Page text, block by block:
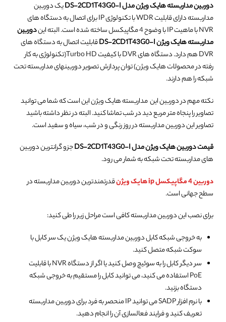
دوربین مداربسته هایک ویژن مدل DS-2CD1T43G0-I
یک دوربین
مداربسته دارای قابلیت WDR با تکنولوژی IP برای اتصال به دستگاه های
NVR با ماهیت IP با وضوح 4 مگاپیکسل ساخته شده است. البته این
دوربین
مداربسته هایک ویژن DS-2CD1T43G0-I
قابلیت اتصال به دستگاه های
DVR هم دارد. دستگاه های DVR با کیفیت Turbo HD(تکنولوژی به کار
رفته در محصولات هایک ویژن) توان پردازش تصویر دوربینهای مداربسته تحت
شبکه را هم دارند.
نکته مهم در دوربین این مداربسته هایک ویژن این است که شما می توانید
تصاویر را پنجاه متر مربع دید در شب تماشا کنید. البته در نظر داشته باشید
تصاویر این دوربین مداربسته در روز رنگی و در شب، سیاه و سفید است.
قیمت دوربین هایک ویژن مدل DS-2CD1T43G0-I
جزو گرانترین دوربین
های مداربسته تحت شبکه به شمار می رود.
دوربین 4 مگاپیکسل ip هایک ویژن
قدرتمندترین دوربین مداربسته در
سطح جهانی است.
برای نصب این دوربین مداربسته کافی است مراحل زیر را طی کنید:
به خروجی شبکه کابل دوربین مداربسته هایک ویژن یک سر کابل با
سوکت شبکه متصل کنید.
سر دیگر کابل را به سوئیچ وصل کنید یا اگر از دستگاه NVR با قابلیت
PoE استفاده می کنید، می توانید کابل را مستقیم به خروجی شبکه
دستگاه بزنید.
با نرم افزار SADP می توانید IP منحصر به فرد برای دوربین مداربسته
تعریف کنید و فرایند فعالسازی آن را انجام دهید.